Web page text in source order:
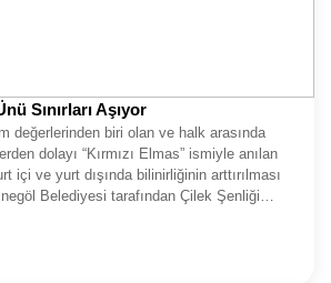
Sınırları Aşıyor
değerlerinden biri olan ve halk arasında
dolayı “Kırmızı Elmas” ismiyle anılan
içi ve yurt dışında bilinirliğinin arttırılması
Belediyesi tarafından Çilek Şenliği
ile öne çıktığı ifade edildi.Bereketli